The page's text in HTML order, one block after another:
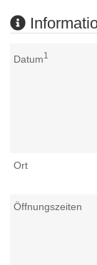
Datum1
Ort
Öffnungszeiten